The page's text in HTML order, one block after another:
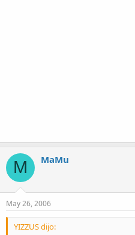
M MaMu
May 26, 2006
YIZZUS dijo: